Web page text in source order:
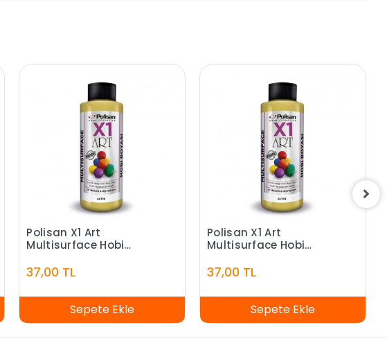
Polisan X1 Art
Multisurface Hobi
ml
37,00 TL
Sepete Ekle
Polisan X1 Art
Multisurface Hobi
(Sedef) 120 ml
37,00 TL
Sepete Ekle